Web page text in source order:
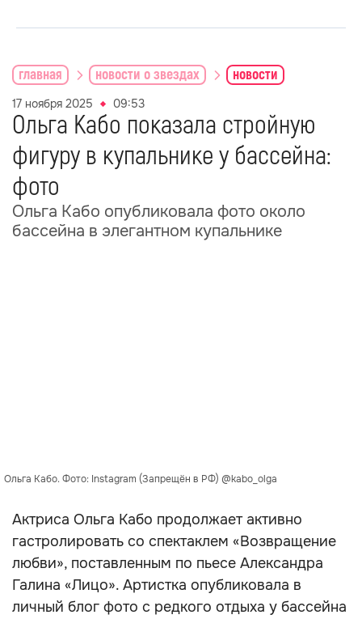
главная новости о звездах новости
17 ноября 2025 09:53
Ольга Кабо показала стройную
фигуру в купальнике у бассейна:
фото
Ольга Кабо опубликовала фото около
бассейна в элегантном купальнике
Ольга Кабо. Фото: Instagram (Запрещён в РФ) @kabo_olga
Актриса Ольга Кабо продолжает активно
гастролировать со спектаклем «Возвращение
любви», поставленным по пьесе Александра
Галина «Лицо». Артистка опубликовала в
личный блог фото с редкого отдыха у бассейна